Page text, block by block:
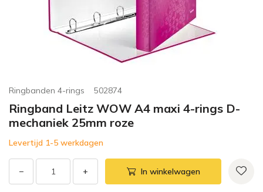
Ringbanden 4-rings 502874
Ringband Leitz WOW A4 maxi 4-rings D-
mechaniek 25mm roze
Levertijd 1-5 werkdagen
− + In winkelwagen